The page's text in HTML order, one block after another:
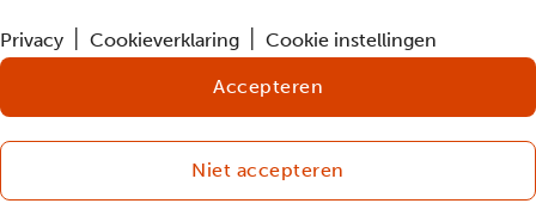
Privacy Cookieverklaring Cookie instellingen
Accepteren
Niet accepteren